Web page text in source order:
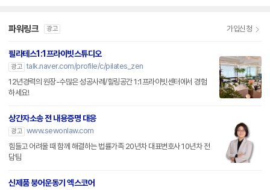
파워링크 광고 가입신청
필라테스1:1프라이빗스튜디오
광고 talk.naver.com/profile/c/pilates_zen
12년경력의 원장-수많은 성공사례/힐링공간 1:1프라이빗센터에서 경험
하세요!
상간자소송 전 내용증명 대응
광고 www.sewonlaw.com
힘들고 어려울 때 함께 해결하는 법률가족 20년차 대표변호사 10년차 전
담팀
신제품 붕어운동기 엑스코어